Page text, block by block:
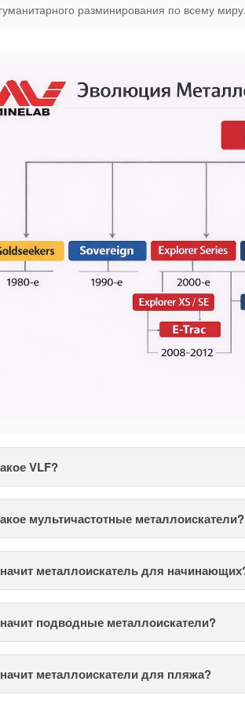
гуманитарного разминирования по всему
VLF?
мультичастотные металлоискатели?
металлоискатель для
подводные металлоискатели?
металлоискатели для пляжа?